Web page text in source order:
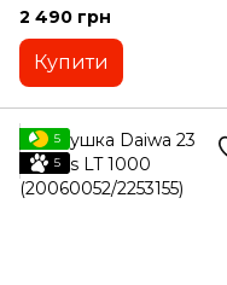
2 490 грн
Купити
5
5